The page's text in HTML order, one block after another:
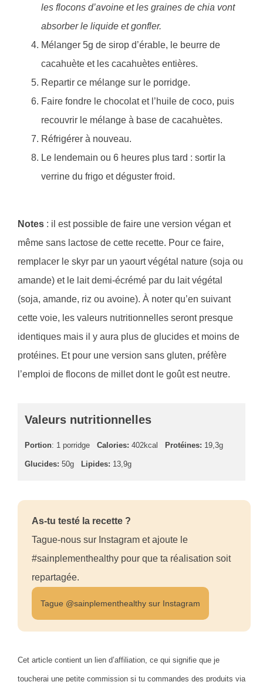
les flocons d’avoine et les graines de chia vont
absorber le liquide et gonfler.
Mélanger 5g de sirop d’érable, le beurre de
cacahuète et les cacahuètes entières.
Repartir ce mélange sur le porridge.
Faire fondre le chocolat et l’huile de coco, puis
recouvrir le mélange à base de cacahuètes.
Réfrigérer à nouveau.
Le lendemain ou 6 heures plus tard : sortir la
verrine du frigo et déguster froid.
Notes : il est possible de faire une version végan et
même sans lactose de cette recette. Pour ce faire,
remplacer le skyr par un yaourt végétal nature (soja ou
amande) et le lait demi-écrémé par du lait végétal
(soja, amande, riz ou avoine). À noter qu’en suivant
cette voie, les valeurs nutritionnelles seront presque
identiques mais il y aura plus de glucides et moins de
protéines. Et pour une version sans gluten, préfère
l’emploi de flocons de millet dont le goût est neutre.
Valeurs nutritionnelles
Portion: 1 porridge Calories: 402kcal Protéines: 19,3g
Glucides: 50g Lipides: 13,9g
As-tu testé la recette ?
Tague-nous sur Instagram et ajoute le
#sainplementhealthy pour que ta réalisation soit
repartagée.
Tague @sainplementhealthy sur Instagram
Cet article contient un lien d’affiliation, ce qui signifie que je
toucherai une petite commission si tu commandes des produits via